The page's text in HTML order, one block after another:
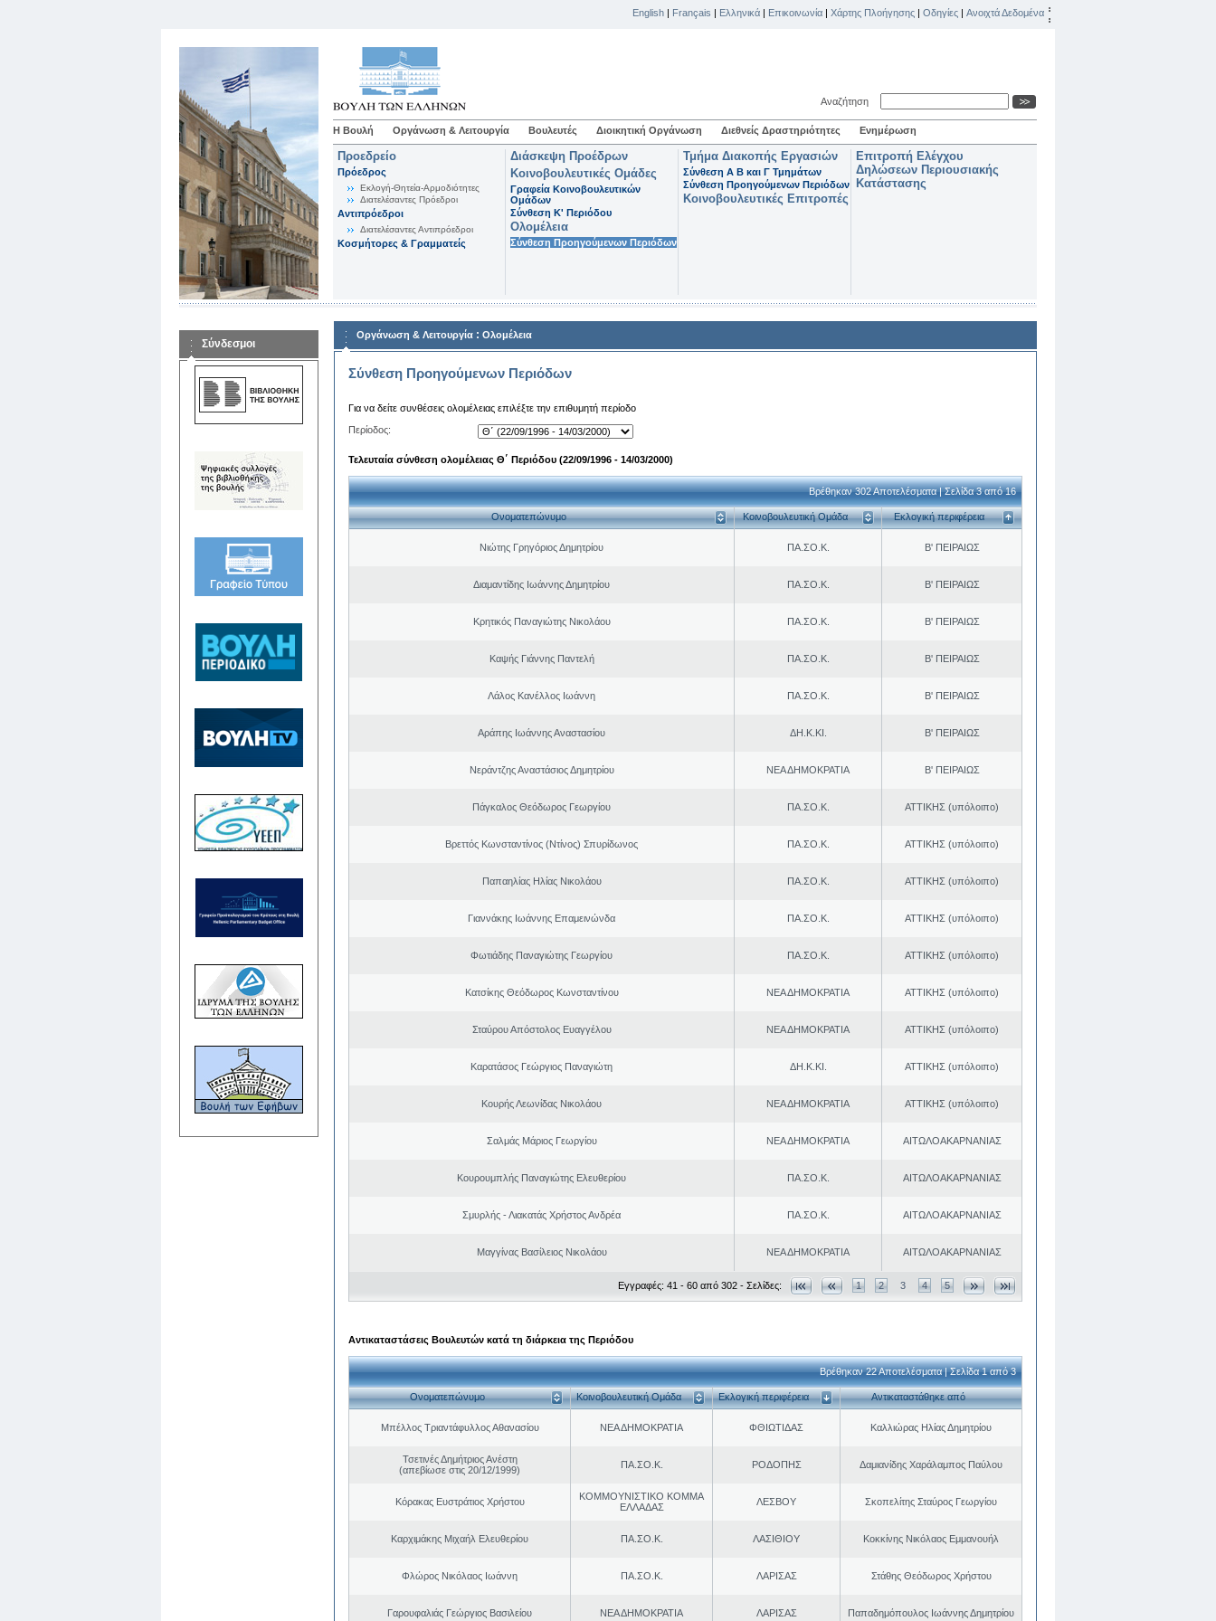
English | Français | Ελληνικά | Επικοινωνία | Χάρτης Πλοήγησης | Οδηγίες | Ανοιχτά Δεδομένα
Αναζήτηση
Η Βουλή Οργάνωση & Λειτουργία Βουλευτές Διοικητική Οργάνωση Διεθνείς Δραστηριότητες Ενημέρωση
Προεδρείο
Πρόεδρος
Εκλογή-Θητεία-Αρμοδιότητες
Διατελέσαντες Πρόεδροι
Αντιπρόεδροι
Διατελέσαντες Αντιπρόεδροι
Κοσμήτορες & Γραμματείς
Διάσκεψη Προέδρων
Κοινοβουλευτικές Ομάδες
Γραφεία Κοινοβουλευτικών
Ομάδων
Σύνθεση K' Περιόδου
Ολομέλεια
Σύνθεση Προηγούμενων Περιόδων
Τμήμα Διακοπής Εργασιών
Σύνθεση Α Β και Γ Τμημάτων
Σύνθεση Προηγούμενων Περιόδων
Κοινοβουλευτικές Επιτροπές
Επιτροπή Ελέγχου
Δηλώσεων Περιουσιακής
Κατάστασης
Σύνδεσμοι
Οργάνωση & Λειτουργία : Ολομέλεια
Σύνθεση Προηγούμενων Περιόδων
Για να δείτε συνθέσεις ολομέλειας επιλέξτε την επιθυμητή περίοδο
Περίοδος:
Τελευταία σύνθεση ολομέλειας Θ΄ Περιόδου (22/09/1996 - 14/03/2000)
Βρέθηκαν 302 Αποτελέσματα | Σελίδα 3 από 16
Ονοματεπώνυμο Κοινοβουλευτική Ομάδα Εκλογική περιφέρεια
Νιώτης Γρηγόριος Δημητρίου ΠΑ.ΣΟ.Κ. Β' ΠΕΙΡΑΙΩΣ
Διαμαντίδης Ιωάννης Δημητρίου ΠΑ.ΣΟ.Κ. Β' ΠΕΙΡΑΙΩΣ
Κρητικός Παναγιώτης Νικολάου ΠΑ.ΣΟ.Κ. Β' ΠΕΙΡΑΙΩΣ
Καψής Γιάννης Παντελή ΠΑ.ΣΟ.Κ. Β' ΠΕΙΡΑΙΩΣ
Λάλος Κανέλλος Ιωάννη ΠΑ.ΣΟ.Κ. Β' ΠΕΙΡΑΙΩΣ
Αράπης Ιωάννης Αναστασίου ΔΗ.Κ.ΚΙ. Β' ΠΕΙΡΑΙΩΣ
Νεράντζης Αναστάσιος Δημητρίου ΝΕΑ ΔΗΜΟΚΡΑΤΙΑ Β' ΠΕΙΡΑΙΩΣ
Πάγκαλος Θεόδωρος Γεωργίου ΠΑ.ΣΟ.Κ. ΑΤΤΙΚΗΣ (υπόλοιπο)
Βρεττός Κωνσταντίνος (Ντίνος) Σπυρίδωνος ΠΑ.ΣΟ.Κ. ΑΤΤΙΚΗΣ (υπόλοιπο)
Παπαηλίας Ηλίας Νικολάου ΠΑ.ΣΟ.Κ. ΑΤΤΙΚΗΣ (υπόλοιπο)
Γιαννάκης Ιωάννης Επαμεινώνδα ΠΑ.ΣΟ.Κ. ΑΤΤΙΚΗΣ (υπόλοιπο)
Φωτιάδης Παναγιώτης Γεωργίου ΠΑ.ΣΟ.Κ. ΑΤΤΙΚΗΣ (υπόλοιπο)
Κατσίκης Θεόδωρος Κωνσταντίνου ΝΕΑ ΔΗΜΟΚΡΑΤΙΑ ΑΤΤΙΚΗΣ (υπόλοιπο)
Σταύρου Απόστολος Ευαγγέλου ΝΕΑ ΔΗΜΟΚΡΑΤΙΑ ΑΤΤΙΚΗΣ (υπόλοιπο)
Καρατάσος Γεώργιος Παναγιώτη ΔΗ.Κ.ΚΙ. ΑΤΤΙΚΗΣ (υπόλοιπο)
Κουρής Λεωνίδας Νικολάου ΝΕΑ ΔΗΜΟΚΡΑΤΙΑ ΑΤΤΙΚΗΣ (υπόλοιπο)
Σαλμάς Μάριος Γεωργίου ΝΕΑ ΔΗΜΟΚΡΑΤΙΑ ΑΙΤΩΛΟΑΚΑΡΝΑΝΙΑΣ
Κουρουμπλής Παναγιώτης Ελευθερίου ΠΑ.ΣΟ.Κ. ΑΙΤΩΛΟΑΚΑΡΝΑΝΙΑΣ
Σμυρλής - Λιακατάς Χρήστος Ανδρέα ΠΑ.ΣΟ.Κ. ΑΙΤΩΛΟΑΚΑΡΝΑΝΙΑΣ
Μαγγίνας Βασίλειος Νικολάου ΝΕΑ ΔΗΜΟΚΡΑΤΙΑ ΑΙΤΩΛΟΑΚΑΡΝΑΝΙΑΣ
Εγγραφές: 41 - 60 από 302 - Σελίδες: 1 2 3 4 5
Αντικαταστάσεις Βουλευτών κατά τη διάρκεια της Περιόδου
Βρέθηκαν 22 Αποτελέσματα | Σελίδα 1 από 3
Ονοματεπώνυμο Κοινοβουλευτική Ομάδα Εκλογική περιφέρεια Αντικαταστάθηκε από
Μπέλλος Τριαντάφυλλος Αθανασίου ΝΕΑ ΔΗΜΟΚΡΑΤΙΑ ΦΘΙΩΤΙΔΑΣ Καλλιώρας Ηλίας Δημητρίου
Τσετινές Δημήτριος Ανέστη
(απεβίωσε στις 20/12/1999)
ΠΑ.ΣΟ.Κ. ΡΟΔΟΠΗΣ Δαμιανίδης Χαράλαμπος Παύλου
Κόρακας Ευστράτιος Χρήστου
ΚΟΜΜΟΥΝΙΣΤΙΚΟ ΚΟΜΜΑ
ΕΛΛΑΔΑΣ
ΛΕΣΒΟΥ Σκοπελίτης Σταύρος Γεωργίου
Καρχιμάκης Μιχαήλ Ελευθερίου ΠΑ.ΣΟ.Κ. ΛΑΣΙΘΙΟΥ Κοκκίνης Νικόλαος Εμμανουήλ
Φλώρος Νικόλαος Ιωάννη ΠΑ.ΣΟ.Κ. ΛΑΡΙΣΑΣ Στάθης Θεόδωρος Χρήστου
Γαρουφαλιάς Γεώργιος Βασιλείου ΝΕΑ ΔΗΜΟΚΡΑΤΙΑ ΛΑΡΙΣΑΣ Παπαδημόπουλος Ιωάννης Δημητρίου